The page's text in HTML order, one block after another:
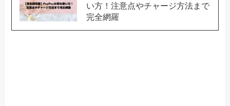
い方！注意点やチャージ方法まで
完全網羅